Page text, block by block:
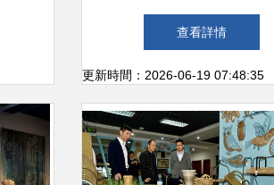
方興未艾
查看詳情
更新時間：2026-06-19 07:48:35